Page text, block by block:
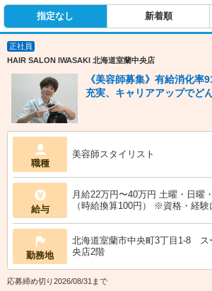
指定なし 新着順
正社員
HAIR SALON IWASAKI 北海道室蘭中央店
《美容師募集》有給消化率
充実、キャリアアップでど
職種
美容師スタイリスト
給与
月給22万円〜40万円 土曜・日曜
（時給換算100円） ※資格・経験
勤務地
北海道室蘭市中央町3丁目1-8 ス
央店2階
応募締め切り2026/08/31まで